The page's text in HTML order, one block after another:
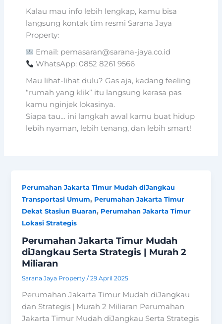
Kalau mau info lebih lengkap, kamu bisa
langsung kontak tim resmi Sarana Jaya
Property:
Email: pemasaran@sarana-jaya.co.id
WhatsApp: 0852 8261 9566
Mau lihat-lihat dulu? Gas aja, kadang feeling
“rumah yang klik” itu langsung kerasa pas
kamu nginjek lokasinya.
Siapa tau… ini langkah awal kamu buat hidup
lebih nyaman, lebih tenang, dan lebih smart!
Perumahan Jakarta Timur Mudah diJangkau
Transportasi Umum, Perumahan Jakarta Timur
Dekat Stasiun Buaran, Perumahan Jakarta Timur
Lokasi Strategis
Perumahan Jakarta Timur Mudah
diJangkau Serta Strategis | Murah 2
Miliaran
Sarana Jaya Property/29 April 2025
Perumahan Jakarta Timur Mudah diJangkau
dan Strategis | Murah 2 Miliaran Perumahan
Jakarta Timur Mudah diJangkau Serta Strategis